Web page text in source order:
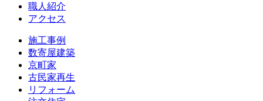
職人紹介
アクセス
施工事例
数寄屋建築
京町家
古民家再生
リフォーム